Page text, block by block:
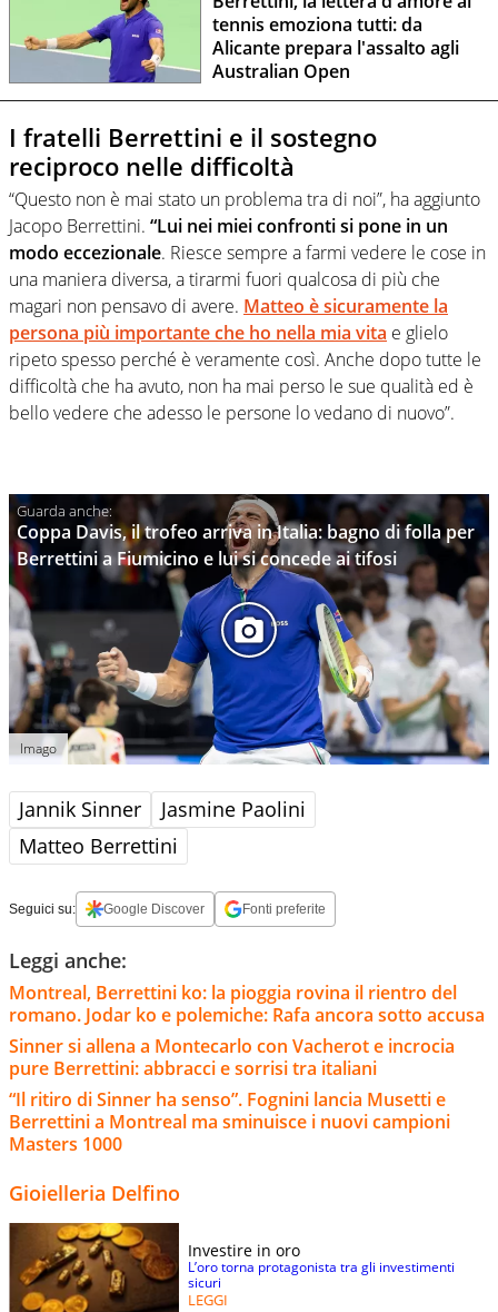
tennis emoziona tutti: da
Alicante prepara l'assalto agli
Australian Open
I fratelli Berrettini e il sostegno
reciproco nelle difficoltà
“Questo non è mai stato un problema tra di noi”, ha aggiunto
Jacopo Berrettini. “Lui nei miei confronti si pone in un
modo eccezionale. Riesce sempre a farmi vedere le cose in
una maniera diversa, a tirarmi fuori qualcosa di più che
magari non pensavo di avere. Matteo è sicuramente la
persona più importante che ho nella mia vita e glielo
ripeto spesso perché è veramente così. Anche dopo tutte le
difficoltà che ha avuto, non ha mai perso le sue qualità ed è
bello vedere che adesso le persone lo vedano di nuovo”.
Coppa Davis, il trofeo arriva in Italia: bagno di folla per
Berrettini a Fiumicino e lui si concede ai tifosi
Imago
Jannik Sinner
Jasmine Paolini
Matteo Berrettini
Seguici su: Google Discover Fonti preferite
Leggi anche:
Montreal, Berrettini ko: la pioggia rovina il rientro del
romano. Jodar ko e polemiche: Rafa ancora sotto accusa
Sinner si allena a Montecarlo con Vacherot e incrocia
pure Berrettini: abbracci e sorrisi tra italiani
“Il ritiro di Sinner ha senso”. Fognini lancia Musetti e
Berrettini a Montreal ma sminuisce i nuovi campioni
Masters 1000
Gioielleria Delfino
Investire in oro
L’oro torna protagonista tra gli investimenti
sicuri
LEGGI